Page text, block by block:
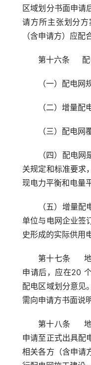
区域划分书面申请
请方所主张划分
（含申请方）应配
第十六条
（一）配电网
（二）增量配
（三）配电网
（四）配电
关规定和标准要求
现电力平衡和电量
（五）增量
单位与电网企业签
史形成的实际供用
第十七条
申请后，应在20
配电区域划分意见
需向申请方书面说
第十八条
申请至正式出具配
相关各方（含申请